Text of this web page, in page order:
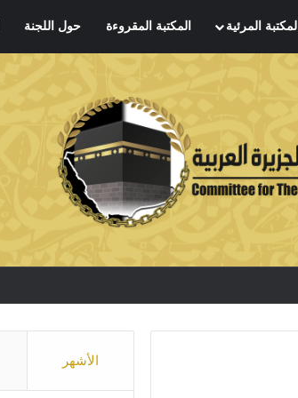
المكتبة المرئية المكتبة المقروءة حول اللجنة
الأشهر